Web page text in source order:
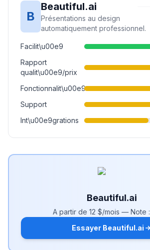
B
Beautiful.ai
Présentations au design
automatiquement professionnel.
Facilit\u00e9
Rapport
qualit\u00e9/prix
Fonctionnalit\u00e9s
Support
Int\u00e9grations
Beautiful.ai
A partir de 12 $/mois — Note :
Essayer Beautiful.ai